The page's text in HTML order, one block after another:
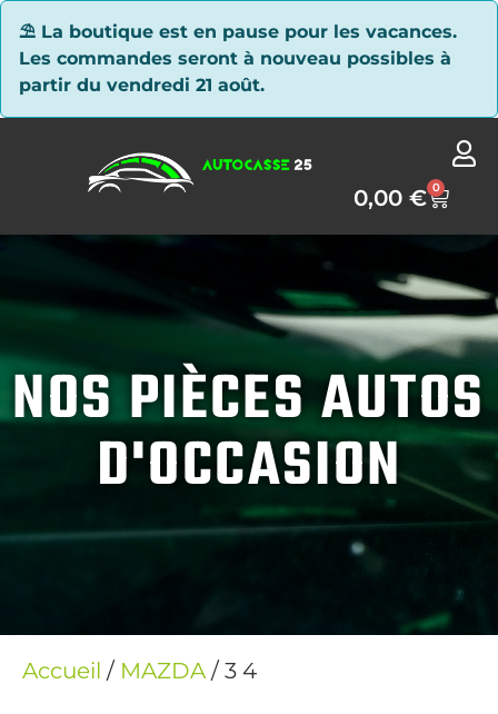
⛱ La boutique est en pause pour les vacances.
Les commandes seront à nouveau possibles à
partir du vendredi 21 août.
0,00€ 0
NOS PIÈCES AUTOS
D'OCCASION
Accueil / MAZDA/ 3 4
Panneau de gestion des cookies